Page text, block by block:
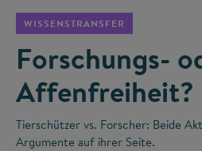
WISSENSTRANSFER
Forschungs-
Affenfreiheit?
Tierschützer vs. Forscher: Beide
Argumente auf ihrer Seite.